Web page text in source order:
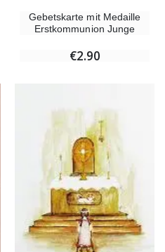
Gebetskarte mit Medaille
Erstkommunion Junge
€2.90